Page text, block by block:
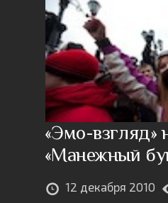
«Эмо-взгляд»
«Манежный
12 декабря 2010